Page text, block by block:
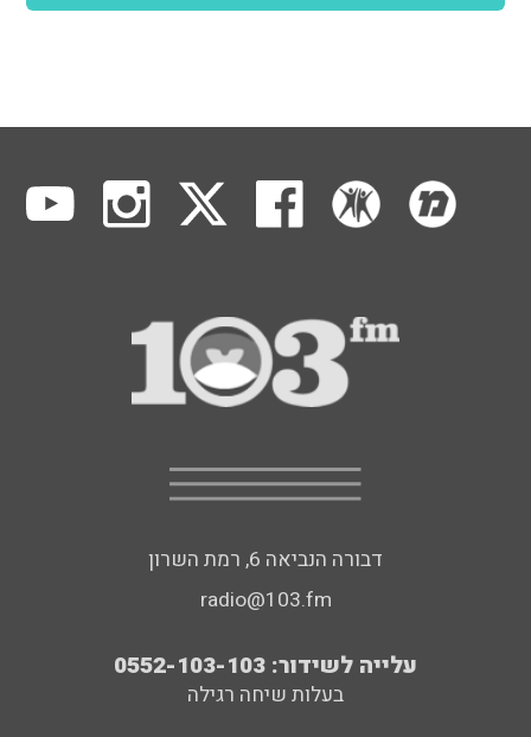
דבורה הנביאה 6, רמת השרון
radio@103.fm
עלייה לשידור: 0552-103-103
בעלות שיחה רגילה